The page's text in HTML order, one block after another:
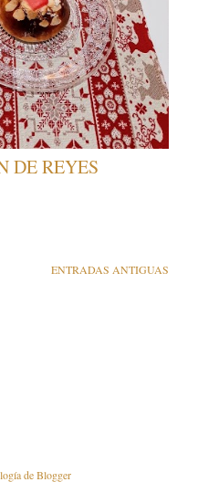
DE REYES
ENTRADAS ANTIGUAS
de Blogger